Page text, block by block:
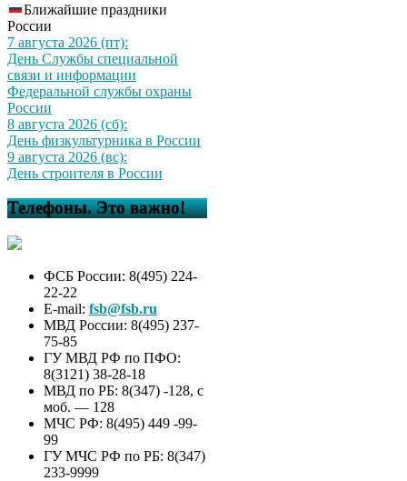
Ближайшие праздники
России
7 августа 2026 (пт):
День Службы специальной
связи и информации
Федеральной службы охраны
России
8 августа 2026 (сб):
День физкультурника в России
9 августа 2026 (вс):
День строителя в России
Телефоны. Это важно!
ФСБ России: 8(495) 224-
22-22
E-mail: fsb@fsb.ru
МВД России: 8(495) 237-
75-85
ГУ МВД РФ по ПФО:
8(3121) 38-28-18
МВД по РБ: 8(347) -128, с
моб. — 128
МЧС РФ: 8(495) 449 -99-
99
ГУ МЧС РФ по РБ: 8(347)
233-9999